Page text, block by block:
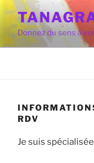
Aller
contenu
principal
Donnez du sens à
RDV
Je suis